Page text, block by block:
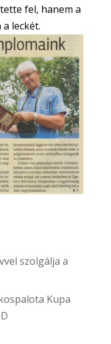
fel, hanem a
leckét.
szolgálja a
Kupa